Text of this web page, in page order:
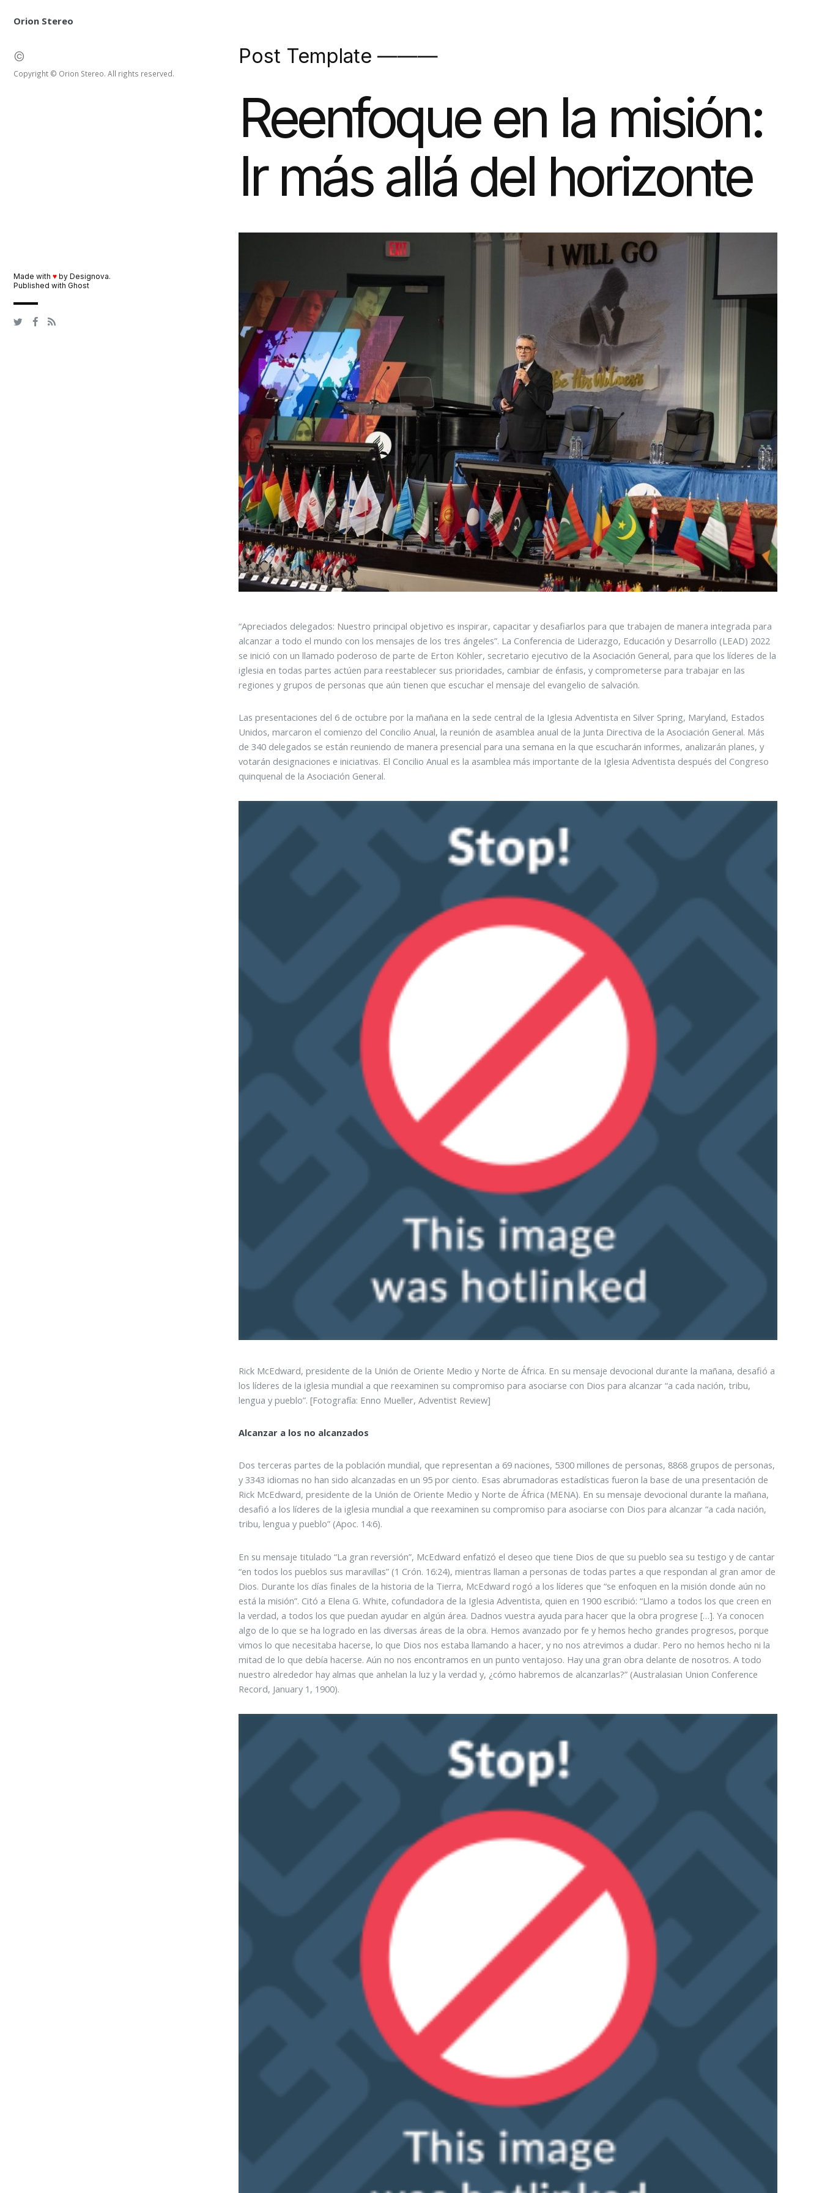
Post Template ———
Reenfoque en la misión:
Ir más allá del horizonte
“Apreciados delegados: Nuestro principal objetivo es inspirar, capacitar y desafiarlos para que trabajen de manera integrada para
alcanzar a todo el mundo con los mensajes de los tres ángeles”. La Conferencia de Liderazgo, Educación y Desarrollo (LEAD) 2022
se inició con un llamado poderoso de parte de Erton Köhler, secretario ejecutivo de la Asociación General, para que los líderes de la
iglesia en todas partes actúen para reestablecer sus prioridades, cambiar de énfasis, y comprometerse para trabajar en las
regiones y grupos de personas que aún tienen que escuchar el mensaje del evangelio de salvación.
Las presentaciones del 6 de octubre por la mañana en la sede central de la Iglesia Adventista en Silver Spring, Maryland, Estados
Unidos, marcaron el comienzo del Concilio Anual, la reunión de asamblea anual de la Junta Directiva de la Asociación General. Más
de 340 delegados se están reuniendo de manera presencial para una semana en la que escucharán informes, analizarán planes, y
votarán designaciones e iniciativas. El Concilio Anual es la asamblea más importante de la Iglesia Adventista después del Congreso
quinquenal de la Asociación General.
Rick McEdward, presidente de la Unión de Oriente Medio y Norte de África. En su mensaje devocional durante la mañana, desafió a
los líderes de la iglesia mundial a que reexaminen su compromiso para asociarse con Dios para alcanzar “a cada nación, tribu,
lengua y pueblo”. [Fotografía: Enno Mueller, Adventist Review]
Alcanzar a los no alcanzados
Dos terceras partes de la población mundial, que representan a 69 naciones, 5300 millones de personas, 8868 grupos de personas,
y 3343 idiomas no han sido alcanzadas en un 95 por ciento. Esas abrumadoras estadísticas fueron la base de una presentación de
Rick McEdward, presidente de la Unión de Oriente Medio y Norte de África (MENA). En su mensaje devocional durante la mañana,
desafió a los líderes de la iglesia mundial a que reexaminen su compromiso para asociarse con Dios para alcanzar “a cada nación,
tribu, lengua y pueblo” (Apoc. 14:6).
En su mensaje titulado “La gran reversión”, McEdward enfatizó el deseo que tiene Dios de que su pueblo sea su testigo y de cantar
“en todos los pueblos sus maravillas” (1 Crón. 16:24), mientras llaman a personas de todas partes a que respondan al gran amor de
Dios. Durante los días finales de la historia de la Tierra, McEdward rogó a los líderes que “se enfoquen en la misión donde aún no
está la misión”. Citó a Elena G. White, cofundadora de la Iglesia Adventista, quien en 1900 escribió: “Llamo a todos los que creen en
la verdad, a todos los que puedan ayudar en algún área. Dadnos vuestra ayuda para hacer que la obra progrese […]. Ya conocen
algo de lo que se ha logrado en las diversas áreas de la obra. Hemos avanzado por fe y hemos hecho grandes progresos, porque
vimos lo que necesitaba hacerse, lo que Dios nos estaba llamando a hacer, y no nos atrevimos a dudar. Pero no hemos hecho ni la
mitad de lo que debía hacerse. Aún no nos encontramos en un punto ventajoso. Hay una gran obra delante de nosotros. A todo
nuestro alrededor hay almas que anhelan la luz y la verdad y, ¿cómo habremos de alcanzarlas?” (Australasian Union Conference
Record, January 1, 1900).
Orion Stereo
©
Copyright © Orion Stereo. All rights reserved.
Made with ♥ by Designova.
Published with Ghost